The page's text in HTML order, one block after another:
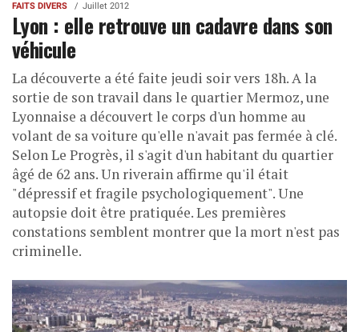
FAITS DIVERS Juillet 2012
Lyon : elle retrouve un cadavre dans son
véhicule
La découverte a été faite jeudi soir vers 18h. A la
sortie de son travail dans le quartier Mermoz, une
Lyonnaise a découvert le corps d'un homme au
volant de sa voiture qu'elle n'avait pas fermée à clé.
Selon Le Progrès, il s'agit d'un habitant du quartier
âgé de 62 ans. Un riverain affirme qu'il était
"dépressif et fragile psychologiquement". Une
autopsie doit être pratiquée. Les premières
constations semblent montrer que la mort n'est pas
criminelle.